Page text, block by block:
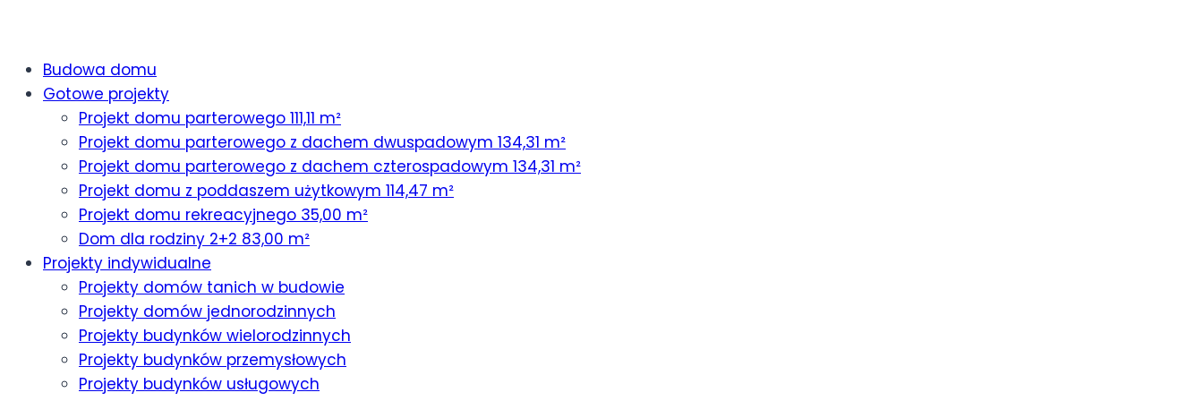
Budowa domu
Gotowe projekty
Projekt domu parterowego 111,11 m²
Projekt domu parterowego z dachem dwuspadowym 134,31 m²
Projekt domu parterowego z dachem czterospadowym 134,31 m²
Projekt domu z poddaszem użytkowym 114,47 m²
Projekt domu rekreacyjnego 35,00 m²
Dom dla rodziny 2+2 83,00 m²
Projekty indywidualne
Projekty domów tanich w budowie
Projekty domów jednorodzinnych
Projekty budynków wielorodzinnych
Projekty budynków przemysłowych
Projekty budynków usługowych